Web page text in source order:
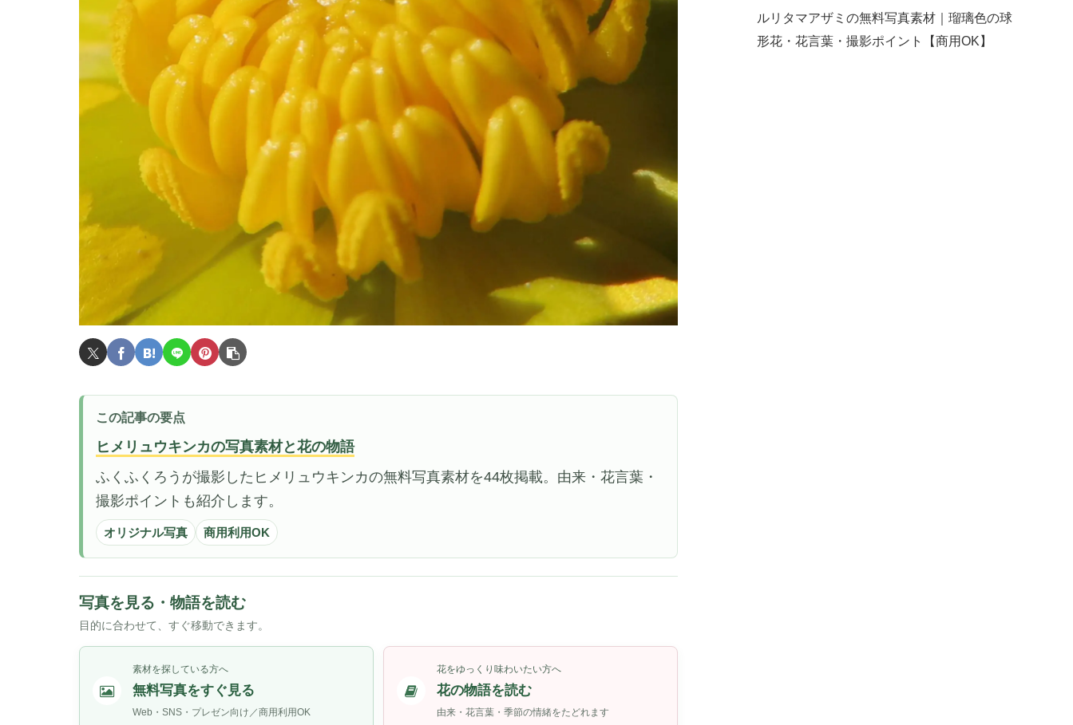
この記事の要点
ヒメリュウキンカの写真素材と花の物語
ふくふくろうが撮影したヒメリュウキンカの無料写真素材を44枚掲載。由来・花言葉・
撮影ポイントも紹介します。
オリジナル写真 商用利用OK
写真を見る・物語を読む
目的に合わせて、すぐ移動できます。
素材を探している方へ
無料写真をすぐ見る
Web・SNS・プレゼン向け／商用利用OK
花をゆっくり味わいたい方へ
花の物語を読む
由来・花言葉・季節の情緒をたどれます
ルリタマアザミの無料写真素材｜瑠璃色の球
形花・花言葉・撮影ポイント【商用OK】